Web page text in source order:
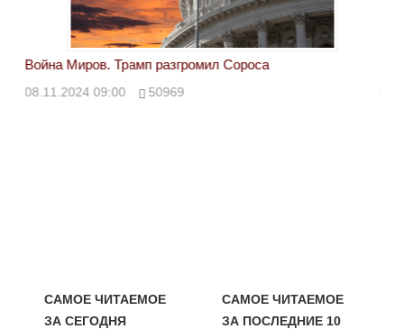
Война Миров. Трамп разгромил Сороса
08.11.2024 09:00 50969
САМОЕ ЧИТАЕМОЕ
ЗА СЕГОДНЯ
САМОЕ ЧИТАЕМОЕ
ЗА ПОСЛЕДНИЕ 10